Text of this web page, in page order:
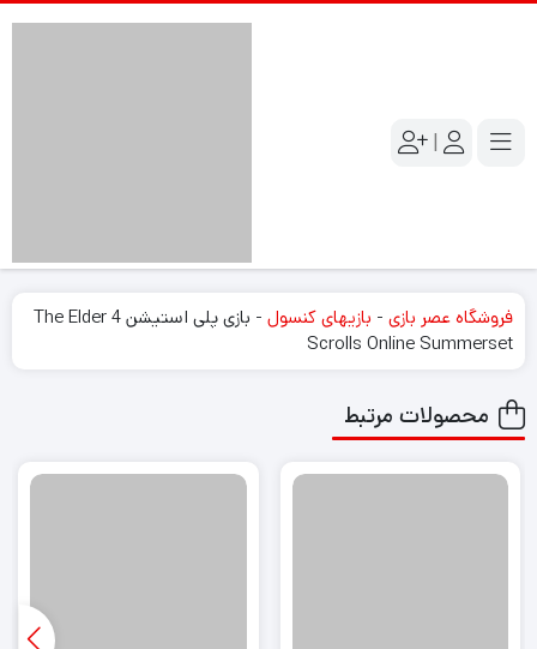
|
فروشگاه عصر بازی - بازیهای کنسول -
بازی پلی استیشن 4 The Elder
Scrolls Online Summerset
محصولات مرتبط